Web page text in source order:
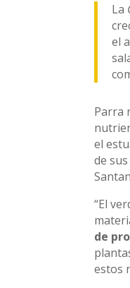
La
el
Parra
el
de
“El
de
estos